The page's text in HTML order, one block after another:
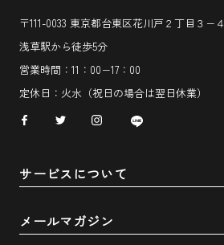
〒111-0033 東京都台東区花川戸２丁目３−４
浅草駅から徒歩5分
営業時間：11：00−17：00
定休日：火水（祝日の場合は翌日休業）
サービスについて
メールマガジン